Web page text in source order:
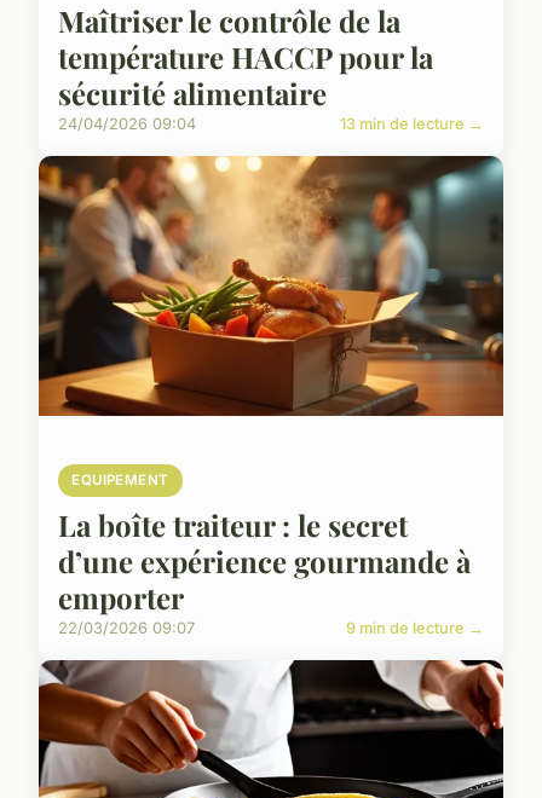
Maîtriser le contrôle de la
température HACCP pour la
sécurité alimentaire
24/04/2026 09:04 13 min de lecture →
EQUIPEMENT
La boîte traiteur : le secret
d’une expérience gourmande à
emporter
22/03/2026 09:07 9 min de lecture →